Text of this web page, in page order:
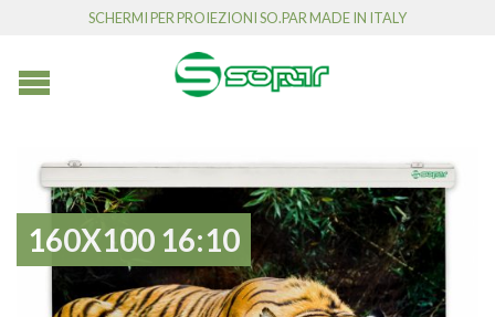
SCHERMI PER PROIEZIONI SO.PAR MADE IN ITALY
160X100 16:10